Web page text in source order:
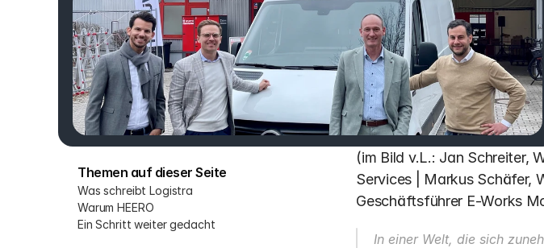
Themen auf dieser Seite
Was schreibt Logistra
Warum HEERO
Ein Schritt weiter gedacht
(im Bild v.L.: Jan Schreiter,
Services | Markus Schäfer,
Geschäftsführer E-Works
In einer Welt, die sich